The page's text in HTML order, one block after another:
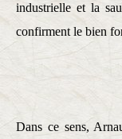
industrielle et la
confirment le bien
Dans ce sens,